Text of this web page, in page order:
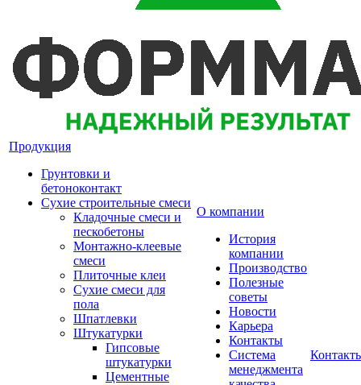
Продукция
Грунтовки и
бетоноконтакт
Сухие строительные смеси
Кладочные смеси и
пескобетоны
Монтажно-клеевые
смеси
Плиточные клеи
Сухие смеси для
пола
Шпатлевки
Штукатурки
Гипсовые
штукатурки
Цементные
О компании
История
компании
Производство
Полезные
советы
Новости
Карьера
Контакты
Система
менеджмента